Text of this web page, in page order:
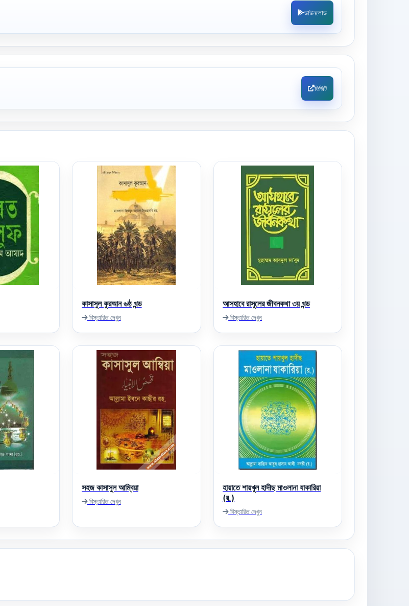
ডাউনলোড
ভিজিট
কাসাসুল কুরআন ৬ষ্ঠ খন্ড
বিস্তারিত দেখুন
আসহাবে রাসুলের জীবনকথা ৩য় খন্ড
বিস্তারিত দেখুন
সহজ কাসাসুল আম্বিয়া
বিস্তারিত দেখুন
হায়াতে শায়খুল হাদীছ মাওলানা যাকারিয়া
(র.)
বিস্তারিত দেখুন